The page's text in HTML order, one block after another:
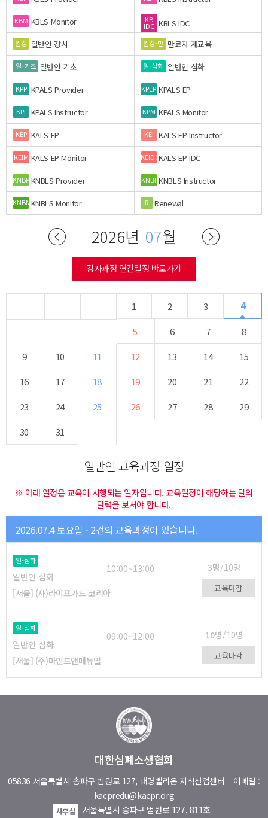
KBM KBLS Monitor KB
IDC KBLS IDC
일강 일반인 강사 일강-만 만료자 재교육
일-기초 일반인 기초 일-심화 일반인 심화
KPP KPALS Provider KPEP KPALS EP
KPI KPALS Instructor KPM KPALS Monitor
KEP KALS EP KEI KALS EP Instructor
KEIM KALS EP Monitor KEIDCKALS EP IDC
KNBPKNBLS Provider KNBI KNBLS Instructor
KNBMKNBLS Monitor R Renewal
2026년 07월
강사과정 연간일정 바로가기
1 2 3 4
5 6 7
8
9
10 11 12 13 14
15
16
17 18 19 20 21
22
23
24 25 26 27 28
29
30
31
일반인 교육과정 일정
※ 아래 일정은 교육이 시행되는 일자입니다. 교육일정이 해당하는 달의
달력을 보셔야 합니다.
2026.07.4 토요일 - 2건의 교육과정이 있습니다.
일-심화
일반인 심화
10:00~13:00 3명/10명
[서울] (사)라이프가드 코리아 교육마감
일-심화
일반인 심화
09:00~12:00 10명/10명
[서울] (주)마인드앤매뉴얼 교육마감
대한심폐소생협회
05836 서울특별시 송파구 법원로 127, 대명벨리온 지식산업센터 이메일 :
kacpredu@kacpr.org
사무실 서울특별시 송파구 법원로 127, 811호